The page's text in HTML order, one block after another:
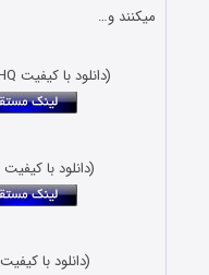
میکنند و…
(دانلود با کیفیت 1080p HQ با حجم 1.76 گیگابایت)
(دانلود با کیفیت 1080p با حجم 900 مگابایت)
(دانلود با کیفیت 720p با حجم 450 مگابایت)